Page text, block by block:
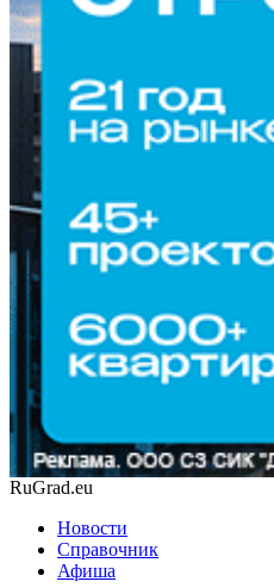
RuGrad.eu
Новости
Справочник
Афиша